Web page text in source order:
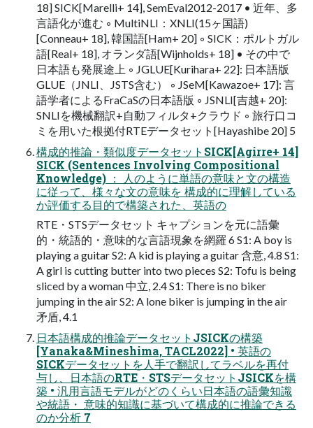
18] SICK[Marelli+ 14], SemEval2012-2017 • 近年、多
言語化が進む ◦ MultiNLI：XNLI(15ヶ国語)
[Conneau+ 18], 韓国語[Ham+ 20] ◦ SICK：ポルトガル
語[Real+ 18], オランダ語[Wijnholds+ 18] • その中で
日本語も発展途上 ◦ JGLUE[Kurihara+ 22]: 日本語版
GLUE（JNLI、JSTS含む） ◦ JSeM[Kawazoe+ 17]: 言
語学者によるFraCaSの日本語版 ◦ JSNLI[吉越+ 20]:
SNLIを機械翻訳+自動フィルタ+クラウド ◦ 旅行口コ
ミを用いた根拠付RTEデータセット[Hayashibe 20] 5
構成的推論・類似度データセットSICK[Agirre+ 14]
SICK (Sentences Involving Compositional
Knowledge) ： 人のように単語の意味と文の構造
に従って、様々な文の意味を 構成的に理解している
か評価する目的で構築された、英語の
RTE・STSデータセット キャプションを元に語彙
的・統語的・意味的な言語現象を網羅 6 S1: A boy is
playing a guitar S2: A kid is playing a guitar 含意, 4.8 S1:
A girl is cutting butter into two pieces S2: Tofu is being
sliced by a woman 中立, 2.4 S1: There is no biker
jumping in the air S2: A lone biker is jumping in the air
矛盾, 4.1
日本語構成的推論データセットJSICKの構築
[Yanaka&Mineshima, TACL2022] • 英語の
SICKデータセットを人手で翻訳してラベルを再付
与し、日本語のRTE・STSデータセットJSICKを構
築 • 汎用言語モデルがどのくらい日本語の語彙知識
や統語・ 意味的知識に基づいて構成的に推論できる
のか分析 7